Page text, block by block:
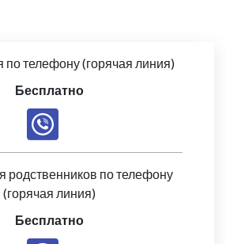
по телефону (горячая линия)
Бесплатно
родственников по телефону
(горячая линия)
Бесплатно